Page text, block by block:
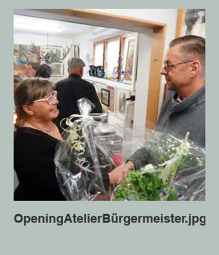
OpeningAtelierBürgermeister.jpg